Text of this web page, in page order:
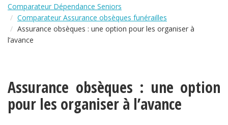
Comparateur Dépendance Seniors
Comparateur Assurance obsèques funérailles
Assurance obsèques : une option pour les organiser à
l’avance
Assurance obsèques : une option
pour les organiser à l’avance